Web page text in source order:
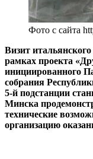
Фото с сайта
Визит
рамках проекта
инициированного
собрания
5-й подстанции
Минска
технические
организацию